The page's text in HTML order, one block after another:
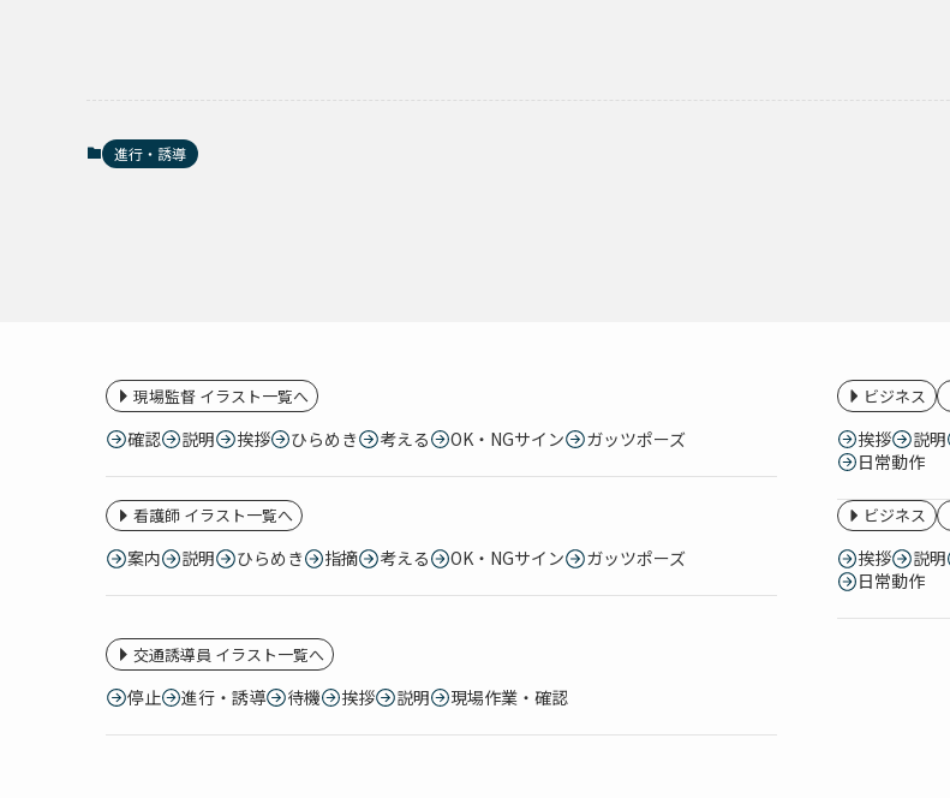
進行・誘導
現場監督 イラスト一覧へ
確認 説明 挨拶 ひらめき 考える OK・NGサイン ガッツポーズ
ビジネス
挨拶 説明
日常動作
看護師 イラスト一覧へ
案内 説明 ひらめき 指摘 考える OK・NGサイン ガッツポーズ
ビジネス
挨拶 説明
日常動作
交通誘導員 イラスト一覧へ
停止 進行・誘導 待機 挨拶 説明 現場作業・確認